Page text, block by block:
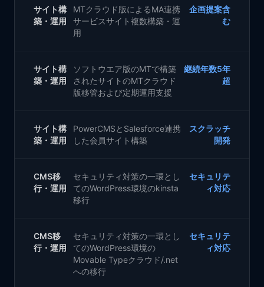
サイト構
築・運用
MTクラウド版によるMA連携
サービスサイト複数構築・運
用
企画提案含
む
サイト構
築・運用
ソフトウエア版のMTで構築
されたサイトのMTクラウド
版移管および定期運用支援
継続年数5年
超
サイト構
築・運用
PowerCMSとSalesforce連携
した会員サイト構築
スクラッチ
開発
CMS移
行・運用
セキュリティ対策の一環とし
てのWordPress環境のkinsta
移行
セキュリテ
ィ対応
CMS移
行・運用
セキュリティ対策の一環とし
てのWordPress環境の
Movable Typeクラウド/.net
への移行
セキュリテ
ィ対応